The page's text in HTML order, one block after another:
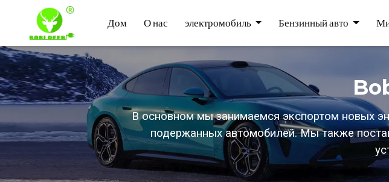
Дом О нас электромобиль Бензинный авто
В основном мы занимаемся экспортом новых
подержанных автомобилей. Мы также